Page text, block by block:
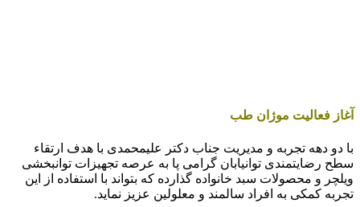
آغاز فعالیت موژان طب
با دو دهه تجربه و مدیریت جناب دکتر علیمحمدی با هدف ارتقاء
سطح رضایتمندی توانیابان گرامی پا به عرصه تجهیزات توانبخشی
ویلچر و محصولات سبد خانواده گذارده که بتواند با استفاده از این
تجربه کمکی به افراد سالمند و معلولین عزیز نماید.